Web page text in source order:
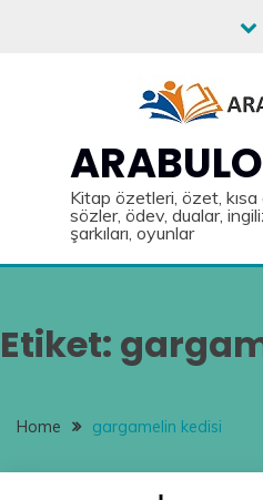
Kitap özetleri, özet,
sözler, ödev, dualar,
şarkıları, oyunlar
Etiket:
Home gargamelin kedisi